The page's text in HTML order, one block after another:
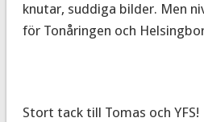
knutar, suddiga bilder. Men
för Tonåringen och
Stort tack till Tomas och YFS!